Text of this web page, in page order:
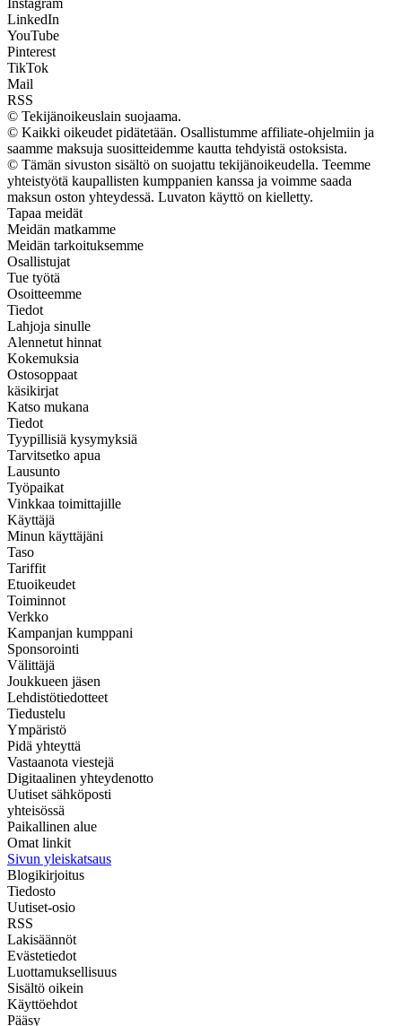
Instagram
LinkedIn
YouTube
Pinterest
TikTok
Mail
RSS
© Tekijänoikeuslain suojaama.
© Kaikki oikeudet pidätetään. Osallistumme affiliate-ohjelmiin ja
saamme maksuja suositteidemme kautta tehdyistä ostoksista.
© Tämän sivuston sisältö on suojattu tekijänoikeudella. Teemme
yhteistyötä kaupallisten kumppanien kanssa ja voimme saada
maksun oston yhteydessä. Luvaton käyttö on kielletty.
Tapaa meidät
Meidän matkamme
Meidän tarkoituksemme
Osallistujat
Tue työtä
Osoitteemme
Tiedot
Lahjoja sinulle
Alennetut hinnat
Kokemuksia
Ostosoppaat
käsikirjat
Katso mukana
Tiedot
Tyypillisiä kysymyksiä
Tarvitsetko apua
Lausunto
Työpaikat
Vinkkaa toimittajille
Käyttäjä
Minun käyttäjäni
Taso
Tariffit
Etuoikeudet
Toiminnot
Verkko
Kampanjan kumppani
Sponsorointi
Välittäjä
Joukkueen jäsen
Lehdistötiedotteet
Tiedustelu
Ympäristö
Pidä yhteyttä
Vastaanota viestejä
Digitaalinen yhteydenotto
Uutiset sähköposti
yhteisössä
Paikallinen alue
Omat linkit
Sivun yleiskatsaus
Blogikirjoitus
Tiedosto
Uutiset-osio
RSS
Lakisäännöt
Evästetiedot
Luottamuksellisuus
Sisältö oikein
Käyttöehdot
Pääsy